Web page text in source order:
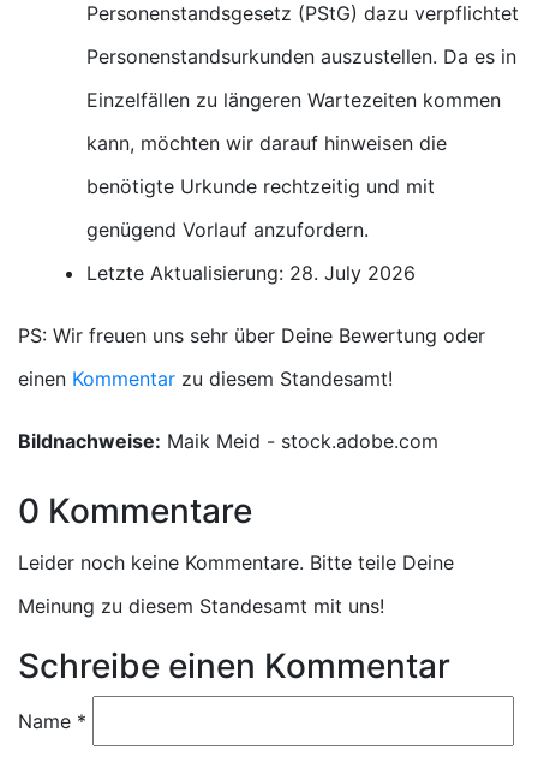
Personenstandsgesetz (PStG) dazu verpflichtet
Personenstandsurkunden auszustellen. Da es in
Einzelfällen zu längeren Wartezeiten kommen
kann, möchten wir darauf hinweisen die
benötigte Urkunde rechtzeitig und mit
genügend Vorlauf anzufordern.
Letzte Aktualisierung: 28. July 2026
PS: Wir freuen uns sehr über Deine Bewertung oder
einen Kommentar zu diesem Standesamt!
Bildnachweise: Maik Meid - stock.adobe.com
0 Kommentare
Leider noch keine Kommentare. Bitte teile Deine
Meinung zu diesem Standesamt mit uns!
Schreibe einen Kommentar
Name *